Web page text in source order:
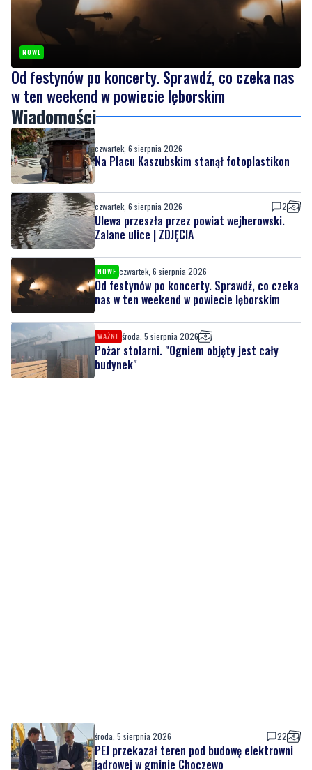
NOWE
Od festynów po koncerty. Sprawdź, co czeka nas
w ten weekend w powiecie lęborskim
Wiadomości
czwartek, 6 sierpnia 2026
Na Placu Kaszubskim stanął fotoplastikon
czwartek, 6 sierpnia 2026 2
Ulewa przeszła przez powiat wejherowski.
Zalane ulice | ZDJĘCIA
NOWE czwartek, 6 sierpnia 2026
Od festynów po koncerty. Sprawdź, co czeka
nas w ten weekend w powiecie lęborskim
WAŻNE środa, 5 sierpnia 2026
Pożar stolarni. "Ogniem objęty jest cały
budynek"
środa, 5 sierpnia 2026 22
PEJ przekazał teren pod budowę elektrowni
jądrowej w gminie Choczewo